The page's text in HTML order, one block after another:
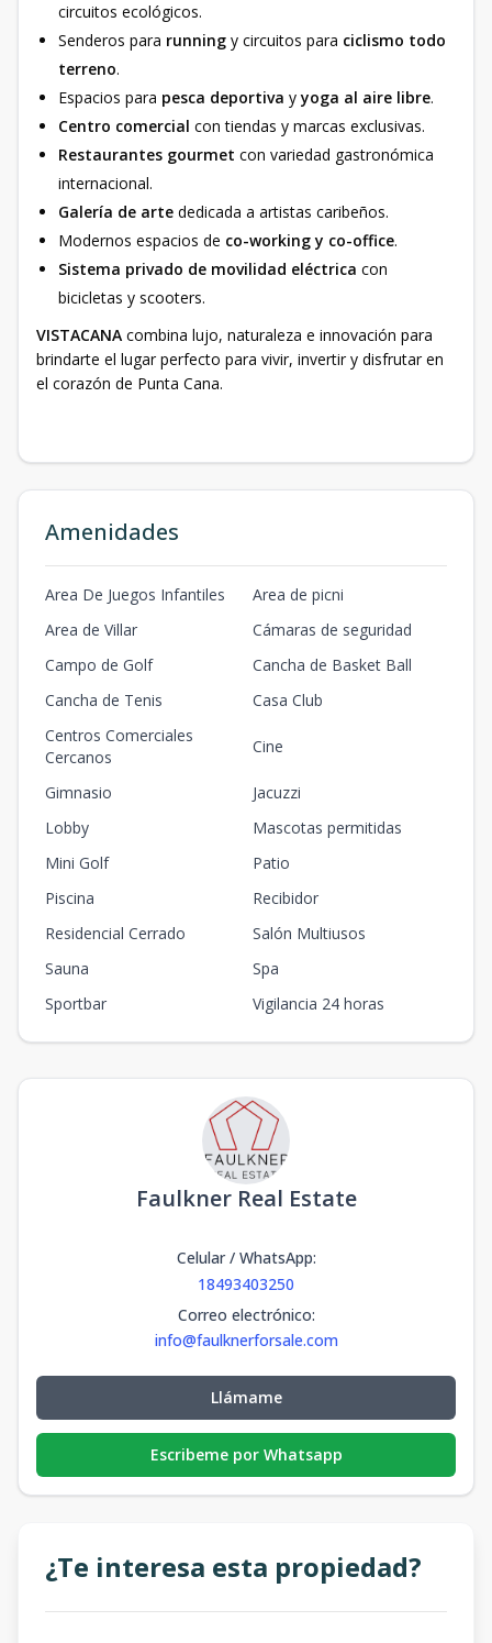
circuitos ecológicos.
Senderos para running y circuitos para ciclismo todo
terreno.
Espacios para pesca deportiva yyoga al aire libre.
Centro comercial con tiendas y marcas exclusivas.
Restaurantes gourmet con variedad gastronómica
internacional.
Galería de arte dedicada a artistas caribeños.
Modernos espacios de co-working y co-office.
Sistema privado de movilidad eléctrica con
bicicletas y scooters.
VISTACANA combina lujo, naturaleza e innovación para
brindarte el lugar perfecto para vivir, invertir y disfrutar en
el corazón de Punta Cana.
Amenidades
Area De Juegos Infantiles
Area de picni
Area de Villar
Cámaras de seguridad
Campo de Golf
Cancha de Basket Ball
Cancha de Tenis
Casa Club
Centros Comerciales
Cercanos
Cine
Gimnasio
Jacuzzi
Lobby
Mascotas permitidas
Mini Golf
Patio
Piscina
Recibidor
Residencial Cerrado
Salón Multiusos
Sauna
Spa
Sportbar
Vigilancia 24 horas
Faulkner Real Estate
Celular / WhatsApp:
18493403250
Correo electrónico:
info@faulknerforsale.com
Llámame
Escribeme por Whatsapp
¿Te interesa esta propiedad?